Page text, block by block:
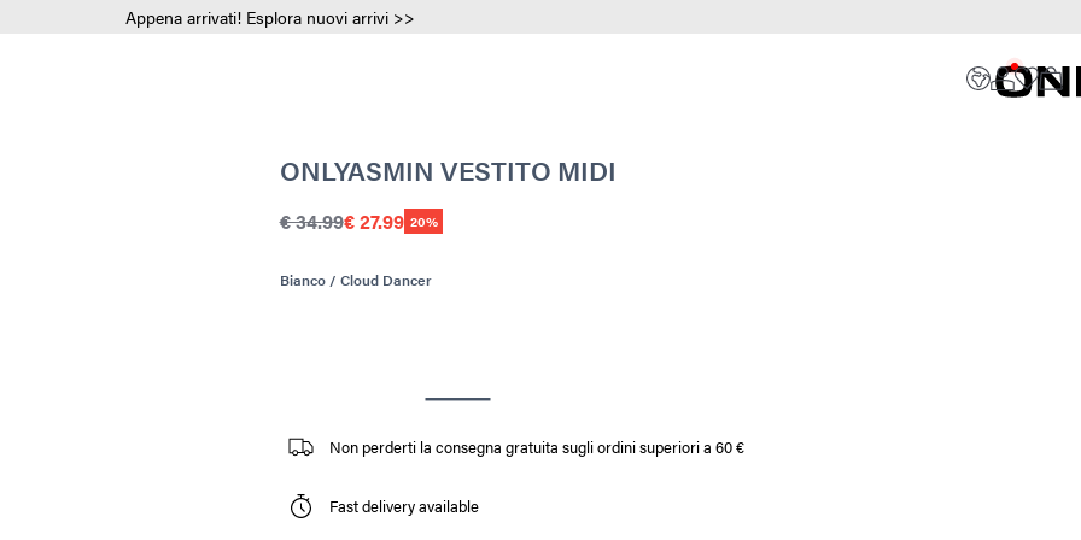
Appena arrivati! Esplora nuovi arrivi >>
ONLYASMIN VESTITO MIDI
€ 34.99€ 27.99 20%
Bianco / Cloud Dancer
Non perderti la consegna gratuita sugli ordini superiori a 60 €
Fast delivery available